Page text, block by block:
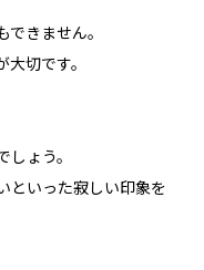
きません。
切です。
ょう。
といった寂しい印象を